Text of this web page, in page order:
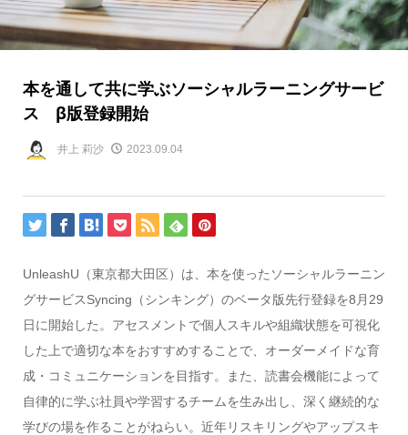
本を通して共に学ぶソーシャルラーニングサービ
ス β版登録開始
井上 莉沙 2023.09.04
UnleashU（東京都大田区）は、本を使ったソーシャルラーニン
グサービスSyncing（シンキング）のベータ版先行登録を8月29
日に開始した。アセスメントで個人スキルや組織状態を可視化
した上で適切な本をおすすめすることで、オーダーメイドな育
成・コミュニケーションを目指す。また、読書会機能によって
自律的に学ぶ社員や学習するチームを生み出し、深く継続的な
学びの場を作ることがねらい。近年リスキリングやアップスキ